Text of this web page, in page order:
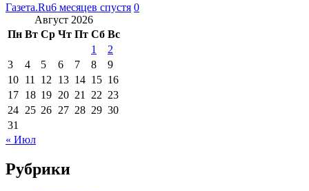
Газета.Ru6 месяцев спустя 0
Август 2026
Пн Вт Ср Чт Пт Сб Вс
1
2
3
4 5 6 7 8
9
10 11 12 13 14 15 16
17 18 19 20 21 22 23
24 25 26 27 28 29 30
31
« Июл
Рубрики